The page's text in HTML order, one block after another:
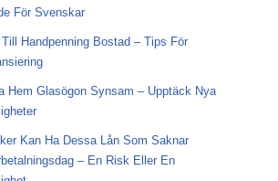
För Svenskar
Till Handpenning Bostad – Tips För
Hem Glasögon Synsam – Upptäck Nya
Kan Ha Dessa Lån Som Saknar
– En Risk Eller En